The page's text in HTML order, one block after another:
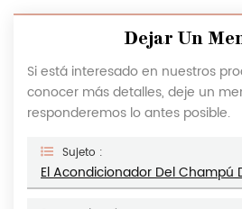
Dejar Un
Si está interesado en nuestros
conocer más detalles, deje un
responderemos lo antes posible.
Sujeto :